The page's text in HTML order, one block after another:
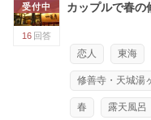
受付中
16 回答
カップルで春の
恋人 東海
修善寺・天城湯
春 露天風呂